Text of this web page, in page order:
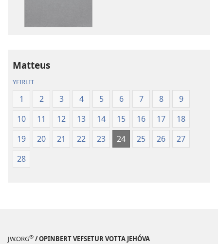
Matteus
YFIRLIT
1 2 3 4 5 6 7 8
9
10
11 12 13 14 15 16 17
18
19
20 21 22 23 24 25 26
27
28
JW.ORG® / OPINBERT VEFSETUR VOTTA JEHÓVA